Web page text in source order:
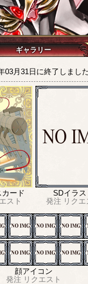
ギャラリー
03月31日に終了しまし
ード
スト
SDイラス
発注 リク
顔アイコン
発注 リクエスト